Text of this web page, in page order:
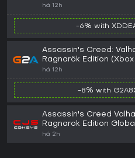
(Xbox One / Xbox
há 12h
-6% with
Assassin's Creed:
Ragnarök Edition
X/S) - Xbox Live Key -
há 12h
-8% with
Assassin's Creed
Ragnarok Edition Global
(Xbox One/Series)
há 2h